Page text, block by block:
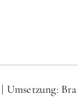
Umsetzung: